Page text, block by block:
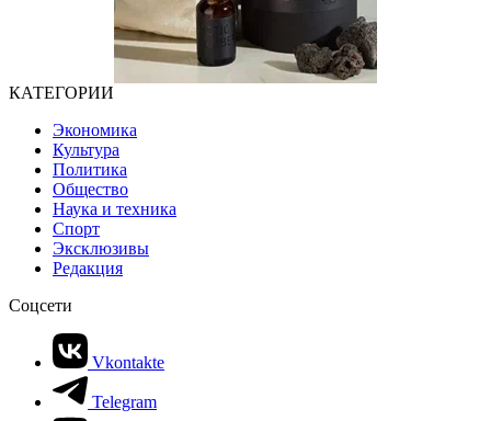
КАТЕГОРИИ
Экономика
Культура
Политика
Общество
Наука и техника
Спорт
Эксклюзивы
Редакция
Соцсети
Vkontakte
Telegram